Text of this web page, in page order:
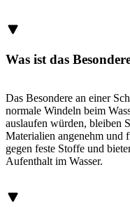
Was ist das
Das Besondere an einer
normale Windeln beim
auslaufen würden, bleiben
Materialien angenehm und
gegen feste Stoffe und
Aufenthalt im Wasser.